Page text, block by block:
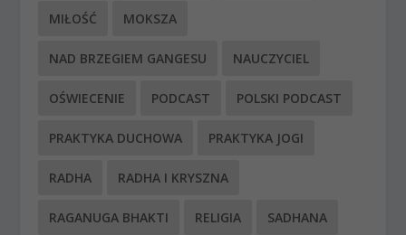
MIŁOŚĆ MOKSZA
NAD BRZEGIEM GANGESU NAUCZYCIEL
OŚWIECENIE PODCAST POLSKI PODCAST
PRAKTYKA DUCHOWA PRAKTYKA JOGI
RADHA RADHA I KRYSZNA
RAGANUGA BHAKTI RELIGIA SADHANA